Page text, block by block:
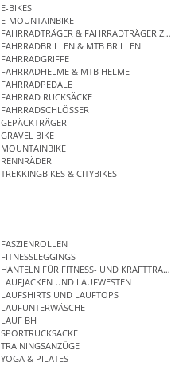
E-BIKES
E-MOUNTAINBIKE
FAHRRADTRÄGER & FAHRRADTRÄGER
FAHRRADBRILLEN & MTB BRILLEN
FAHRRADGRIFFE
FAHRRADHELME & MTB HELME
FAHRRADPEDALE
FAHRRAD RUCKSÄCKE
FAHRRADSCHLÖSSER
GEPÄCKTRÄGER
GRAVEL BIKE
MOUNTAINBIKE
RENNRÄDER
TREKKINGBIKES & CITYBIKES
FASZIENROLLEN
FITNESSLEGGINGS
HANTELN FÜR FITNESS- UND
LAUFJACKEN UND LAUFWESTEN
LAUFSHIRTS UND LAUFTOPS
LAUFUNTERWÄSCHE
LAUF BH
SPORTRUCKSÄCKE
TRAININGSANZÜGE
YOGA & PILATES